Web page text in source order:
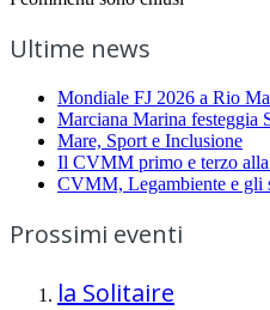
Ultime news
Mondiale FJ 2026 a Rio
Marciana Marina festeggia
Mare, Sport e Inclusione
Il CVMM primo e terzo alla
CVMM, Legambiente e gli
Prossimi eventi
la Solitaire